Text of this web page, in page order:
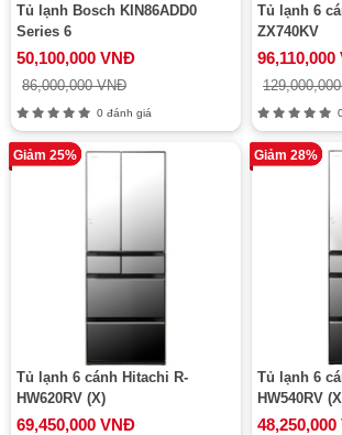
Tủ lạnh Bosch KIN86ADD0
Series 6
50,100,000 VNĐ
86,000,000 VNĐ
0 đánh giá
Tủ lạnh 6
ZX740KV
Giảm 25%
Tủ lạnh 6 cánh Hitachi R-
HW620RV (X)
69,450,000 VNĐ
Giảm 28%
Tủ lạnh 6
HW540RV